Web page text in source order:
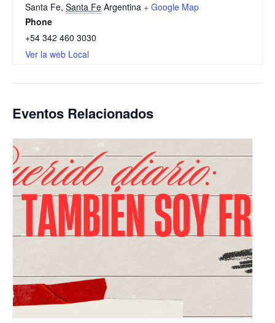
Santa Fe, Santa Fe Argentina + Google Map
Phone
+54 342 460 3030
Ver la web Local
Eventos Relacionados